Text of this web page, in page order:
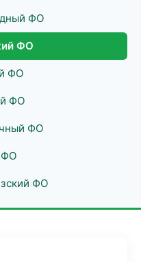
ФО
ФО
ФО
ФО
ФО
ФО